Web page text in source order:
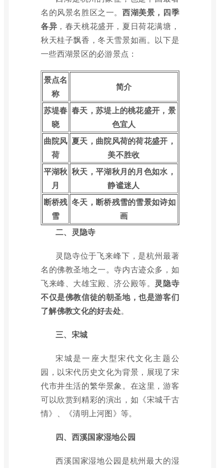
名的风景名胜区之一。西湖美景，四季
各异 ，春天桃花盛开，夏日荷花满塘，
秋天桂子飘香，冬天雪景如画。以下是
一些西湖景区的必游景点：
景点名
称
简介
苏堤春
晓
春天，苏堤上的桃花盛开，景
色宜人
曲院风
荷
夏天，曲院风荷的荷花盛开，
美不胜收
平湖秋
月
秋天，平湖秋月的月色如水，
静谧迷人
断桥残
雪
冬天，断桥残雪的雪景如诗如
画
二、灵隐寺
灵隐寺位于飞来峰下，是杭州最著
名的佛教圣地之一。寺内古迹众多，如
飞来峰、大雄宝殿、济公殿等。 灵隐寺
不仅是佛教信徒的朝圣地，也是游客们
了解佛教文化的好去处。
三、宋城
宋城是一座大型宋代文化主题公
园，以宋代历史文化为背景，展现了宋
代市井生活的繁华景象。在这里，游客
可以欣赏到精彩的演出，如《宋城千古
情》、《清明上河图》等。
四、西溪国家湿地公园
西溪国家湿地公园是杭州最大的湿